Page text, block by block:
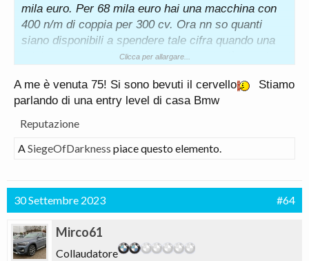
mila euro. Per 68 mila euro hai una macchina con
400 n/m di coppia per 300 cv. Ora nn so quanti
siano disponibili a spendere tale cifra quando una
mini countryman jcw può fare molto di più a molto
mezzo con consumi da portaerei per avere 400 n di
coppia perché il cambio di più nn sopporta.ma
soprattutto quei 12 mila euro in più di listino rispetto
motore che da esattamente le stesse prestazioni
Clicca per allargare...
A me è venuta 75! Si sono bevuti il cervello
Stiamo
parlando di una entry level di casa Bmw
Reputazione
ASiegeOfDarkness piace questo elemento.
30 Settembre 2023 #64
Mirco61
Collaudatore